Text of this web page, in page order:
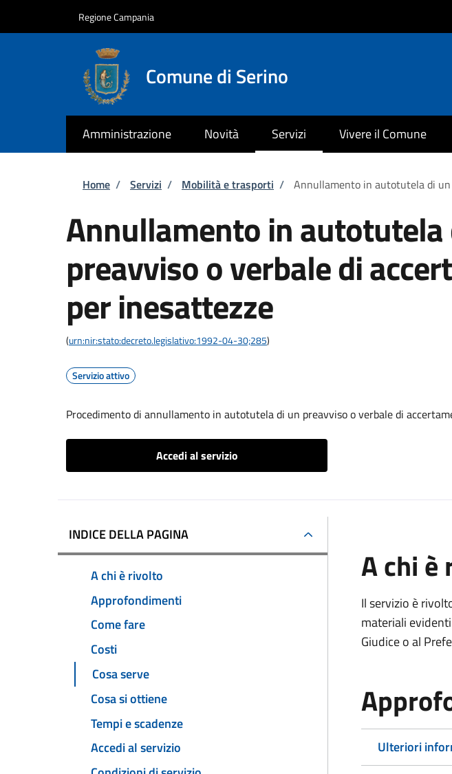
Regione Campania
Comune di Serino
Amministrazione Novità Servizi Vivere il Comune
Briciole di pane
Home / Servizi / Mobilità e trasporti / Annullamento in autotutela di
Annullamento in autotutela
preavviso o verbale di
per inesattezze
(urn:nir:stato:decreto.legislativo:1992-04-30;285)
Servizio attivo
Procedimento di annullamento in autotutela di un preavviso o verbale di
Accedi al servizio
INDICE DELLA PAGINA
A chi è rivolto
Approfondimenti
Come fare
Costi
Cosa serve
Cosa si ottiene
Tempi e scadenze
Accedi al servizio
A chi
Il servizio è
materiali
Giudice o al
Ulteriori